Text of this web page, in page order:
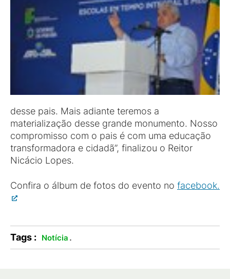
desse pais. Mais adiante teremos a
materialização desse grande monumento. Nosso
compromisso com o pais é com uma educação
transformadora e cidadã”, finalizou o Reitor
Nicácio Lopes.
Confira o álbum de fotos do evento no facebook.
Tags : Notícia .